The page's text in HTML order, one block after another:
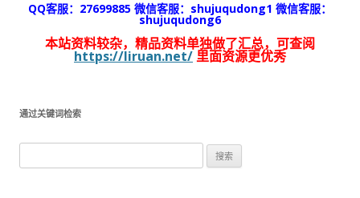
QQ客服：27699885 微信客服：shujuqudong1 微信客服：
shujuqudong6
本站资料较杂，精品资料单独做了汇总，可查阅
https://liruan.net/ 里面资源更优秀
通过关键词检索
索：